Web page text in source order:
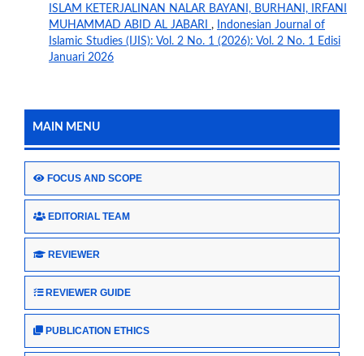
ISLAM KETERJALINAN NALAR BAYANI, BURHANI, IRFANI
MUHAMMAD ABID AL JABARI ,
Indonesian Journal of
Islamic Studies (IJIS): Vol. 2 No. 1 (2026): Vol. 2 No. 1 Edisi
Januari 2026
MAIN MENU
FOCUS AND SCOPE
EDITORIAL TEAM
REVIEWER
REVIEWER GUIDE
PUBLICATION ETHICS